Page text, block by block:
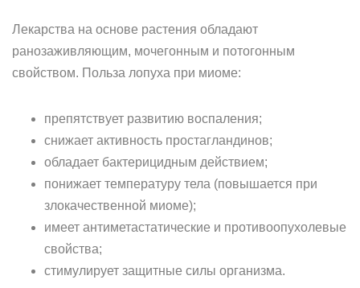
Лекарства на основе растения обладают
ранозаживляющим, мочегонным и потогонным
свойством. Польза лопуха при миоме:
препятствует развитию воспаления;
снижает активность простагландинов;
обладает бактерицидным действием;
понижает температуру тела (повышается при
злокачественной миоме);
имеет антиметастатические и противоопухолевые
свойства;
стимулирует защитные силы организма.